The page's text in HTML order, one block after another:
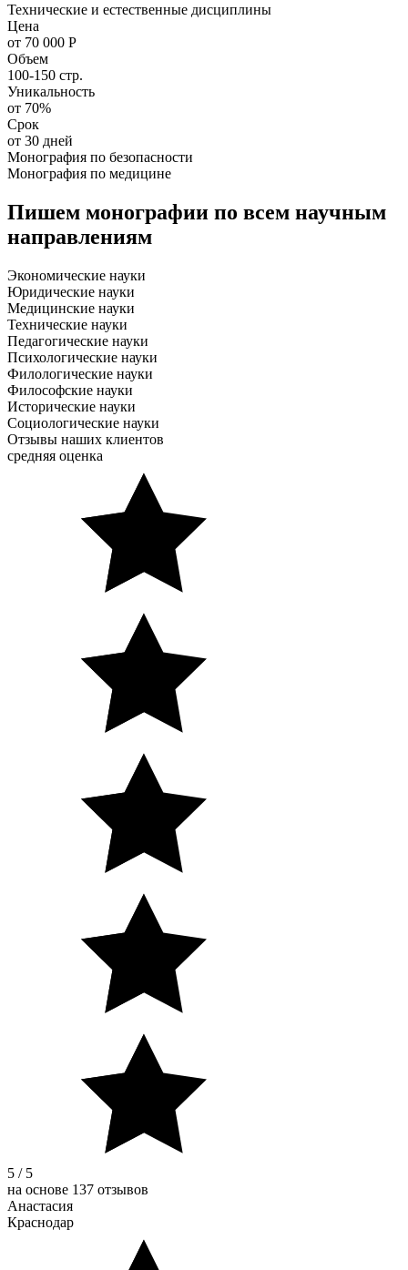
Технические и естественные дисциплины
Цена
от 70 000 Р
Объем
100-150 стр.
Уникальность
от 70%
Срок
от 30 дней
Монография по безопасности
Монография по медицине
Пишем монографии по всем научным
направлениям
Экономические науки
Юридические науки
Медицинские науки
Технические науки
Педагогические науки
Психологические науки
Филологические науки
Философские науки
Исторические науки
Социологические науки
Отзывы наших клиентов
средняя оценка
5 / 5
на основе 137 отзывов
Анастасия
Краснодар